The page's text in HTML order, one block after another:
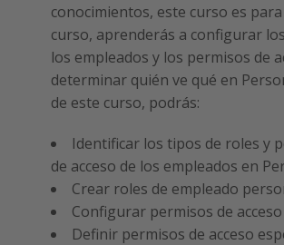
conocimientos, este curso es
curso, aprenderás a configurar
los empleados y los permisos de
determinar quién ve qué en
de este curso, podrás:
Identificar los tipos de roles y
de acceso de los empleados en
Crear roles de empleado
Configurar permisos de acceso
Definir permisos de acceso